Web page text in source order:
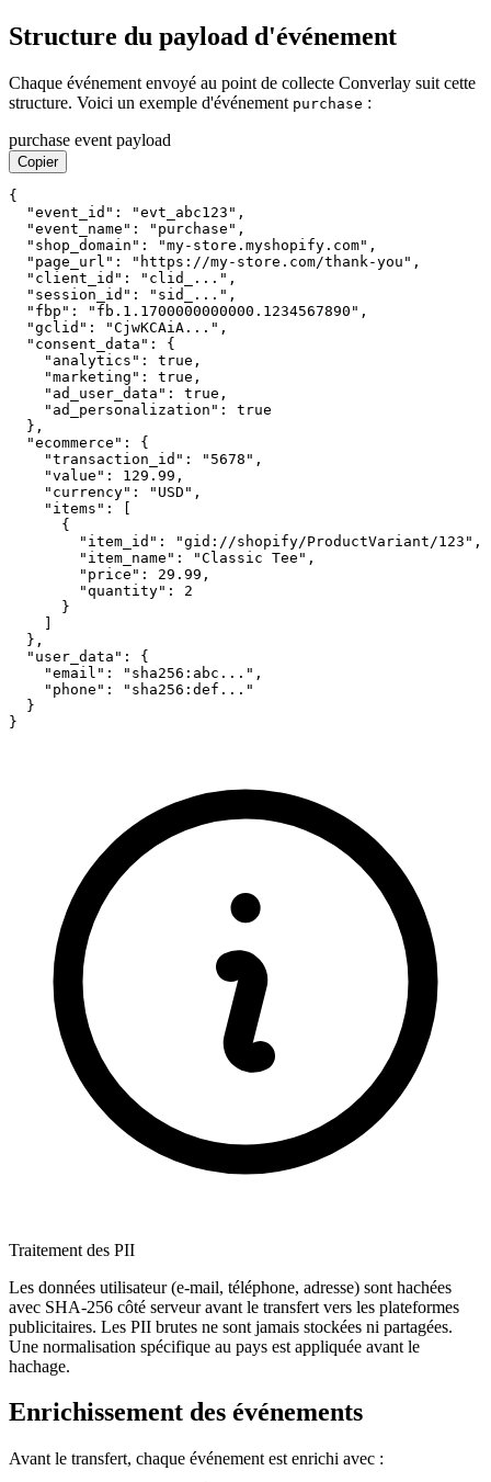
Structure du payload d'événement
Chaque événement envoyé au point de collecte Converlay suit cette
structure. Voici un exemple d'événement purchase :
purchase event payload
Copier
{
  "event_id": "evt_abc123",
  "event_name": "purchase",
  "shop_domain": "my-store.myshopify.com",
  "page_url": "https://my-store.com/thank-you",
  "client_id": "clid_...",
  "session_id": "sid_...",
  "fbp": "fb.1.1700000000000.1234567890",
  "gclid": "CjwKCAiA...",
  "consent_data": {
    "analytics": true,
    "marketing": true,
    "ad_user_data": true,
    "ad_personalization": true
  },
  "ecommerce": {
    "transaction_id": "5678",
    "value": 129.99,
    "currency": "USD",
    "items": [
      {
        "item_id": "gid://shopify/ProductVariant/123",
        "item_name": "Classic Tee",
        "price": 29.99,
        "quantity": 2
      }
    ]
  },
  "user_data": {
    "email": "sha256:abc...",
    "phone": "sha256:def..."
  }
}
Traitement des PII
Les données utilisateur (e-mail, téléphone, adresse) sont hachées
avec SHA-256 côté serveur avant le transfert vers les plateformes
publicitaires. Les PII brutes ne sont jamais stockées ni partagées.
Une normalisation spécifique au pays est appliquée avant le
hachage.
Enrichissement des événements
Avant le transfert, chaque événement est enrichi avec :